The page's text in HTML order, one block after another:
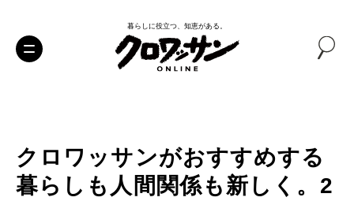
暮らしに役立つ、知恵がある。
クロワッサンがおすすめする
暮らしも人間関係も新しく。2